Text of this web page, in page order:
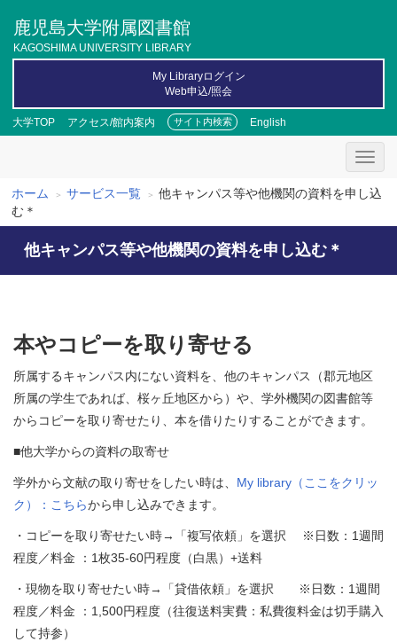
ツ
鹿児島大学附属図書館
KAGOSHIMA UNIVERSITY LIBRARY
大学TOP アクセス/館内案内 サイト内検索 English
My Libraryログイン
Web申込/照会
パ
ン
く
ホーム サービス一覧
他キャンパス等や他機関の資料を申し込
む＊
他キャンパス等や他機関の資料を申し込む＊
本やコピーを取り寄せる
所属するキャンパス内にない資料を、他のキャンパス（郡元地区
所属の学生であれば、桜ヶ丘地区から）や、学外機関の図書館等
からコピーを取り寄せたり、本を借りたりすることができます。
■他大学からの資料の取寄せ
学外から文献の取り寄せをしたい時は、 My library（ここをクリッ
ク）：こちらから申し込みできます。
・コピーを取り寄せたい時→「複写依頼」を選択 ※日数：1週間
程度／料金 ：1枚35-60円程度（白黒）+送料
・現物を取り寄せたい時→「貸借依頼」を選択 ※日数：1週間
程度／料金 ：1,500円程度（往復送料実費：私費復料金は切手購入
して持参）